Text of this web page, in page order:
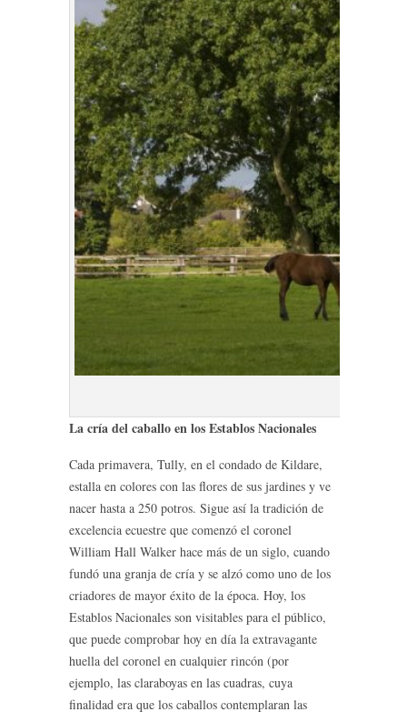
La cría del caballo en los Establos Nacionales
Cada primavera, Tully, en el condado de Kildare,
estalla en colores con las flores de sus jardines y ve
nacer hasta a 250 potros. Sigue así la tradición de
excelencia ecuestre que comenzó el coronel
William Hall Walker hace más de un siglo, cuando
fundó una granja de cría y se alzó como uno de los
criadores de mayor éxito de la época. Hoy, los
Establos Nacionales son visitables para el público,
que puede comprobar hoy en día la extravagante
huella del coronel en cualquier rincón (por
ejemplo, las claraboyas en las cuadras, cuya
finalidad era que los caballos contemplaran las